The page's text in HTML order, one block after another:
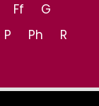
Ff
G
P Ph
R